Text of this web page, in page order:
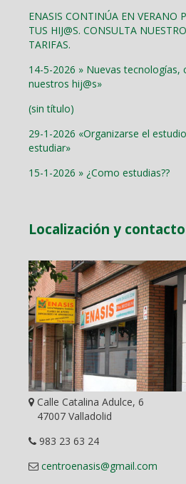
ENASIS CONTINÚA EN VERANO
TUS HIJ@S. CONSULTA
TARIFAS.
14-5-2026 » Nuevas
nuestros hij@s»
(sin título)
29-1-2026 «Organizarse el
estudiar»
15-1-2026 » ¿Como estudias??
Localización y contacto
Calle Catalina Adulce, 6
47007 Valladolid
983 23 63 24
centroenasis@gmail.com